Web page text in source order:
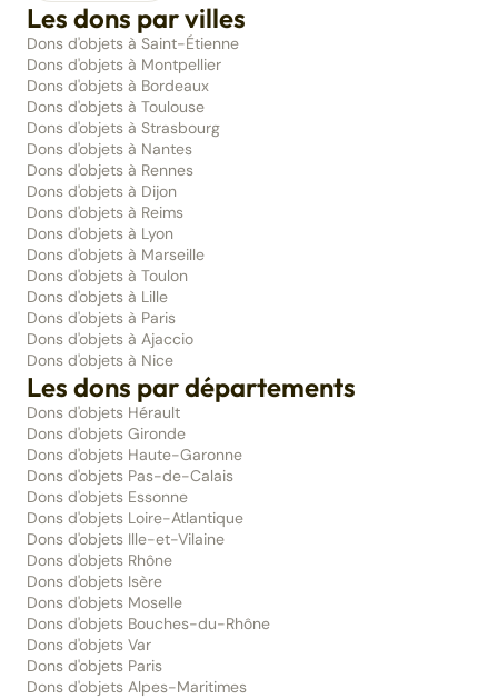
Les dons par villes
Dons d'objets à Saint-Étienne
Dons d'objets à Montpellier
Dons d'objets à Bordeaux
Dons d'objets à Toulouse
Dons d'objets à Strasbourg
Dons d'objets à Nantes
Dons d'objets à Rennes
Dons d'objets à Dijon
Dons d'objets à Reims
Dons d'objets à Lyon
Dons d'objets à Marseille
Dons d'objets à Toulon
Dons d'objets à Lille
Dons d'objets à Paris
Dons d'objets à Ajaccio
Dons d'objets à Nice
Les dons par départements
Dons d'objets Hérault
Dons d'objets Gironde
Dons d'objets Haute-Garonne
Dons d'objets Pas-de-Calais
Dons d'objets Essonne
Dons d'objets Loire-Atlantique
Dons d'objets Ille-et-Vilaine
Dons d'objets Rhône
Dons d'objets Isère
Dons d'objets Moselle
Dons d'objets Bouches-du-Rhône
Dons d'objets Var
Dons d'objets Paris
Dons d'objets Alpes-Maritimes